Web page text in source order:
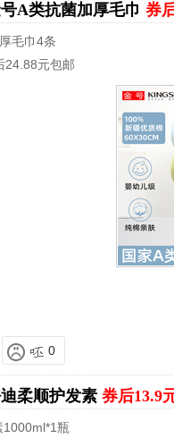
A类抗菌加厚毛巾 券
毛巾4条
24.88元包邮
0
柔顺护发素 券后13.9
1000ml*1瓶